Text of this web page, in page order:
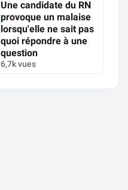
Une candidate du RN
provoque un malaise
lorsqu'elle ne sait pas
quoi répondre à une
question
6,7k vues